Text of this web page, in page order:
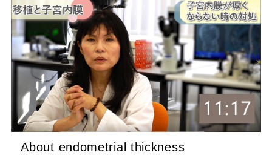
About endometrial thickness